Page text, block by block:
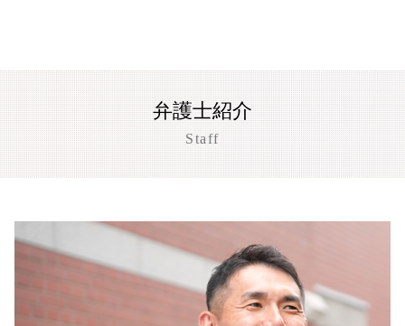
風営法違反 逮捕された場合
風営法違反 罰則 没収
風営法違反 名義貸し
客引き 違法
迷惑防止条例違反 罰金
迷惑防止条例違反 暴言
迷惑防止条例違反 始末書
迷惑防止条例違反 電車内
迷惑防止条例違反 懲役
迷惑防止条例違反 不起訴
刑事事件 民事事件 違い
刑事事件 訴え
刑事事件 調書 種類
刑事事件 着手金
刑事事件 懲戒解雇
闇バイト 逮捕
刑事事件 慰謝料請求
刑事事件 証拠 謄写
大津市 暴行事件 弁護士
刑事事件 相談 大津市
刑事事件 相談 京都市
草津市 傷害事件 弁護士
大津市 刑事事件
草津市 恐喝事件 相談
京都市 わいせつ事件
京都市 刑事事件
刑事事件 相談 草津市
大津市 傷害事件 弁護士
弁護士紹介
Staff